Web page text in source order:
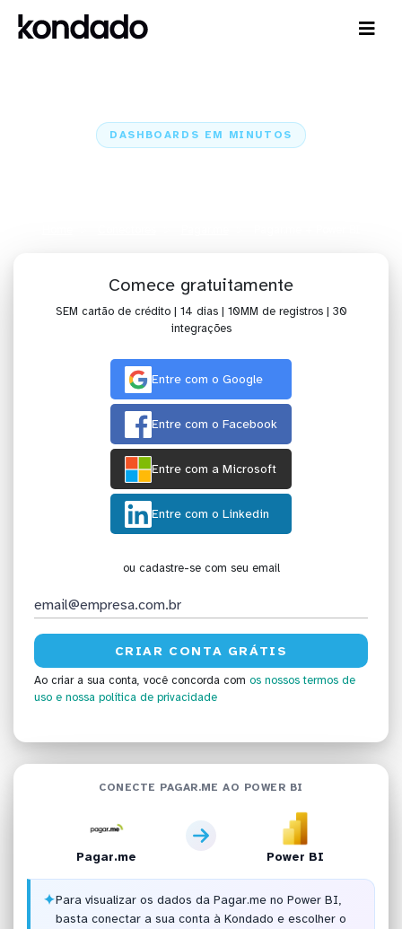
DASHBOARDS EM MINUTOS
Comece gratuitamente
SEM cartão de crédito | 14 dias | 10MM de registros | 30
integrações
Entre com o Google
Entre com o Facebook
Entre com a Microsoft
Entre com o Linkedin
ou cadastre-se com seu email
Ao criar a sua conta, você concorda com os nossos termos de
uso e nossa política de privacidade
CONECTE PAGAR.ME AO POWER BI
Pagar.me Power BI
✦Para visualizar os dados da Pagar.me no Power BI,
basta conectar a sua conta à Kondado e escolher o